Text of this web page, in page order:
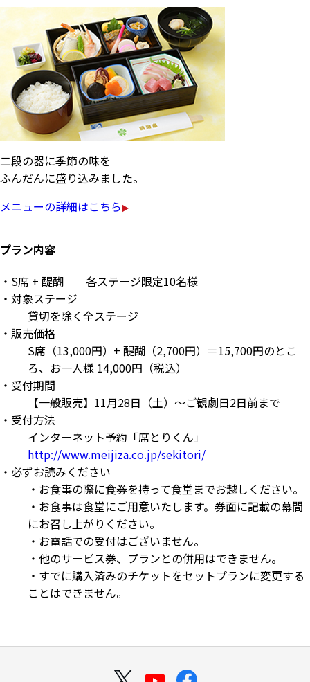
二段の器に季節の味を
ふんだんに盛り込みました。
メニューの詳細はこちら
プラン内容
・ S席 + 醍醐 各ステージ限定10名様
・ 対象ステージ
貸切を除く全ステージ
・ 販売価格
S席（13,000円）+ 醍醐（2,700円）＝15,700円のとこ
ろ、お一人様 14,000円（税込）
・ 受付期間
【一般販売】11月28日（土）～ご観劇日2日前まで
・ 受付方法
インターネット予約「席とりくん」
http://www.meijiza.co.jp/sekitori/
・ 必ずお読みください
・お食事の際に食券を持って食堂までお越しください。
・お食事は食堂にご用意いたします。券面に記載の幕間
にお召し上がりください。
・お電話での受付はございません。
・他のサービス券、プランとの併用はできません。
・すでに購入済みのチケットをセットプランに変更する
ことはできません。